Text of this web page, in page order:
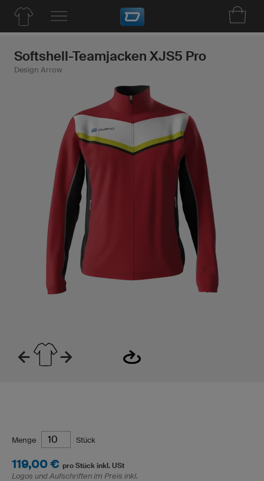
Softshell-Teamjacken XJS5 Pro
Design Arrow
Menge Stück
119,00 € pro Stück inkl. USt
Logos und Aufschriften im Preis inkl.